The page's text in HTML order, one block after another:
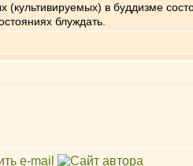
в буддизме
блуждать.